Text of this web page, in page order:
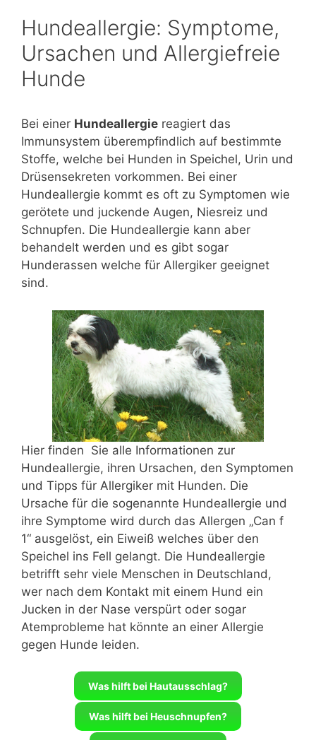
Hundeallergie: Symptome,
Ursachen und Allergiefreie
Hunde
Bei einer Hundeallergie reagiert das
Immunsystem überempfindlich auf bestimmte
Stoffe, welche bei Hunden in Speichel, Urin und
Drüsensekreten vorkommen. Bei einer
Hundeallergie kommt es oft zu Symptomen wie
gerötete und juckende Augen, Niesreiz und
Schnupfen. Die Hundeallergie kann aber
behandelt werden und es gibt sogar
Hunderassen welche für Allergiker geeignet
sind.
Hier finden Sie alle Informationen zur
Hundeallergie, ihren Ursachen, den Symptomen
und Tipps für Allergiker mit Hunden. Die
Ursache für die sogenannte Hundeallergie und
ihre Symptome wird durch das Allergen „Can f
1“ ausgelöst, ein Eiweiß welches über den
Speichel ins Fell gelangt. Die Hundeallergie
betrifft sehr viele Menschen in Deutschland,
wer nach dem Kontakt mit einem Hund ein
Jucken in der Nase verspürt oder sogar
Atemprobleme hat könnte an einer Allergie
gegen Hunde leiden.
Was hilft bei Hautausschlag?
Was hilft bei Heuschnupfen?